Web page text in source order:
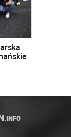
.INFO